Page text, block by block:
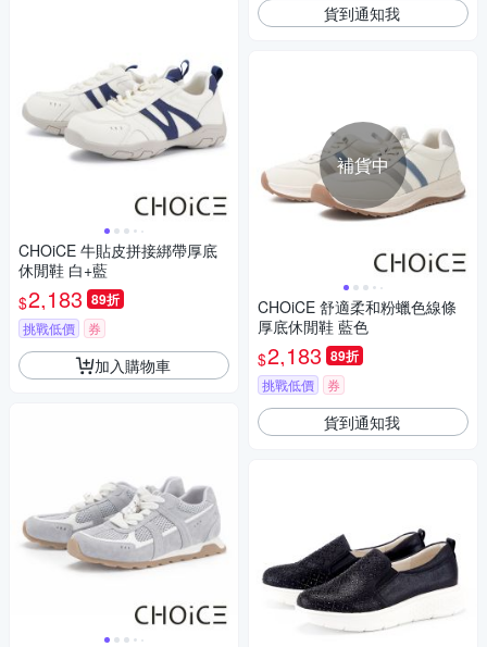
CHOiCE 牛貼皮拼接綁帶厚底
休閒鞋 白+藍
$2,183 89折
挑戰低價 券
加入購物車
貨到通知我
補貨中
CHOiCE 舒適柔和粉蠟色線條
厚底休閒鞋 藍色
$2,183 89折
挑戰低價 券
貨到通知我